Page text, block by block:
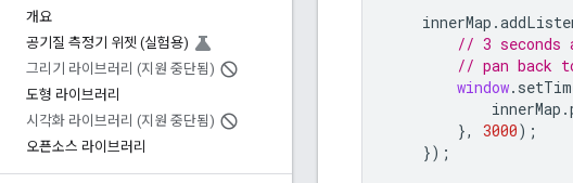
개요
공기질 측정기 위젯 (실험용)
그리기 라이브러리 (지원 중단됨)
도형 라이브러리
시각화 라이브러리 (지원 중단됨)
오픈소스 라이브러리
innerMap .
// 3 seconds
// pan back
window.
innerMap .
},
3000);
});